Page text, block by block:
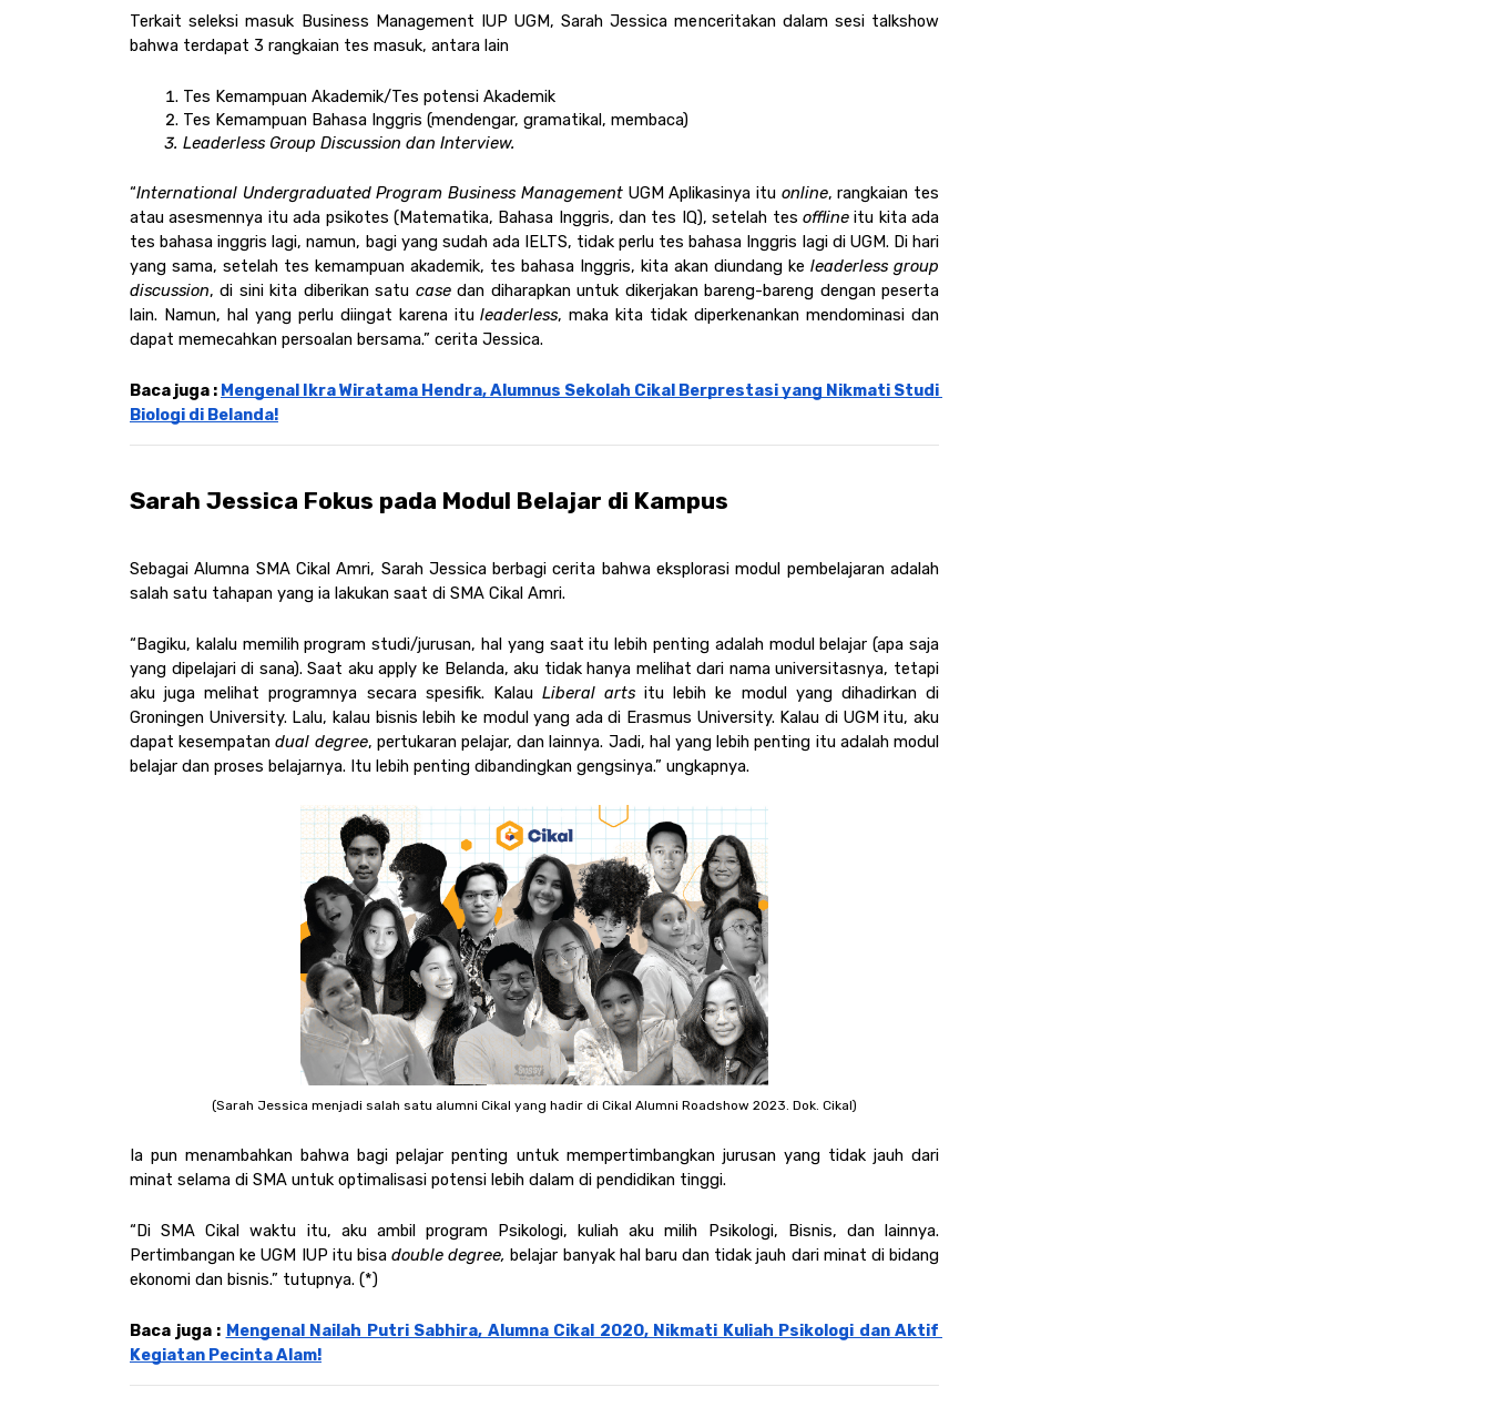
Terkait seleksi masuk Business Management IUP UGM, Sarah Jessica menceritakan dalam sesi talkshow
bahwa terdapat 3 rangkaian tes masuk, antara lain
Tes Kemampuan Akademik/Tes potensi Akademik
Tes Kemampuan Bahasa Inggris (mendengar, gramatikal, membaca)
Leaderless Group Discussion dan Interview.
“International Undergraduated Program Business Management UGM Aplikasinya itu online, rangkaian tes
atau asesmennya itu ada psikotes (Matematika, Bahasa Inggris, dan tes IQ), setelah tes offline itu kita ada
tes bahasa inggris lagi, namun, bagi yang sudah ada IELTS, tidak perlu tes bahasa Inggris lagi di UGM. Di hari
yang sama, setelah tes kemampuan akademik, tes bahasa Inggris, kita akan diundang ke leaderless group
discussion, di sini kita diberikan satu case dan diharapkan untuk dikerjakan bareng-bareng dengan peserta
lain. Namun, hal yang perlu diingat karena itu leaderless, maka kita tidak diperkenankan mendominasi dan
dapat memecahkan persoalan bersama.” cerita Jessica.
Baca juga : Mengenal Ikra Wiratama Hendra, Alumnus Sekolah Cikal Berprestasi yang Nikmati Studi
Biologi di Belanda!
Sarah Jessica Fokus pada Modul Belajar di Kampus
Sebagai Alumna SMA Cikal Amri, Sarah Jessica berbagi cerita bahwa eksplorasi modul pembelajaran adalah
salah satu tahapan yang ia lakukan saat di SMA Cikal Amri.
“Bagiku, kalalu memilih program studi/jurusan, hal yang saat itu lebih penting adalah modul belajar (apa saja
yang dipelajari di sana). Saat aku apply ke Belanda, aku tidak hanya melihat dari nama universitasnya, tetapi
aku juga melihat programnya secara spesifik. Kalau Liberal arts itu lebih ke modul yang dihadirkan di
Groningen University. Lalu, kalau bisnis lebih ke modul yang ada di Erasmus University. Kalau di UGM itu, aku
dapat kesempatan dual degree, pertukaran pelajar, dan lainnya. Jadi, hal yang lebih penting itu adalah modul
belajar dan proses belajarnya. Itu lebih penting dibandingkan gengsinya.” ungkapnya.
(Sarah Jessica menjadi salah satu alumni Cikal yang hadir di Cikal Alumni Roadshow 2023. Dok. Cikal)
Ia pun menambahkan bahwa bagi pelajar penting untuk mempertimbangkan jurusan yang tidak jauh dari
minat selama di SMA untuk optimalisasi potensi lebih dalam di pendidikan tinggi.
“Di SMA Cikal waktu itu, aku ambil program Psikologi, kuliah aku milih Psikologi, Bisnis, dan lainnya.
Pertimbangan ke UGM IUP itu bisa double degree, belajar banyak hal baru dan tidak jauh dari minat di bidang
ekonomi dan bisnis.” tutupnya. (*)
Baca juga : Mengenal Nailah Putri Sabhira, Alumna Cikal 2020, Nikmati Kuliah Psikologi dan Aktif
Kegiatan Pecinta Alam!